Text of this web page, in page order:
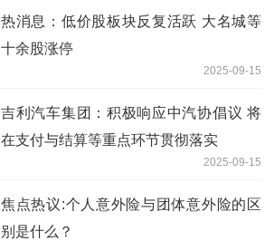
热消息：低价股板块反复活跃 大名城等
十余股涨停
2025-09-15
吉利汽车集团：积极响应中汽协倡议 将
在支付与结算等重点环节贯彻落实
2025-09-15
焦点热议:个人意外险与团体意外险的区
别是什么？